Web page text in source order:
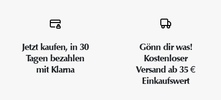
Jetzt kaufen, in 30
Tagen bezahlen
mit Klarna
Gönn dir was!
Kostenloser
Versand ab 35 €
Einkaufswert